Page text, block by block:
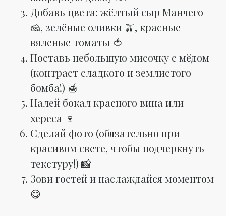
Добавь цвета: жёлтый сыр Манчего
🧀, зелёные оливки 🫒, красные
вяленые томаты 🍅
Поставь небольшую мисочку с мёдом
(контраст сладкого и землистого —
бомба!) 🍯
Налей бокал красного вина или
хереса 🍷
Сделай фото (обязательно при
красивом свете, чтобы подчеркнуть
текстуру!) 📸
Зови гостей и наслаждайся моментом
😋